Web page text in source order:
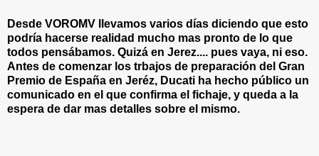
Desde VOROMV llevamos varios días diciendo que esto
podría hacerse realidad mucho mas pronto de lo que
todos pensábamos. Quizá en Jerez.... pues vaya, ni eso.
Antes de comenzar los trbajos de preparación del Gran
Premio de España en Jeréz, Ducati ha hecho público un
comunicado en el que confirma el fichaje, y queda a la
espera de dar mas detalles sobre el mismo.